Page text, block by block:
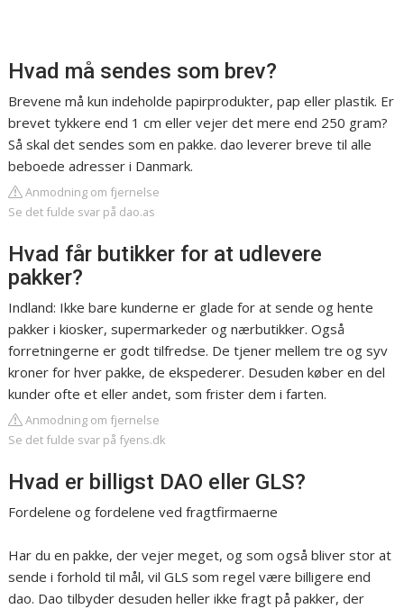
Hvad må sendes som brev?
Brevene må kun indeholde papirprodukter, pap eller plastik. Er
brevet tykkere end 1 cm eller vejer det mere end 250 gram?
Så skal det sendes som en pakke. dao leverer breve til alle
beboede adresser i Danmark.
Anmodning om fjernelse
Se det fulde svar på dao.as
Hvad får butikker for at udlevere
pakker?
Indland: Ikke bare kunderne er glade for at sende og hente
pakker i kiosker, supermarkeder og nærbutikker. Også
forretningerne er godt tilfredse. De tjener mellem tre og syv
kroner for hver pakke, de ekspederer. Desuden køber en del
kunder ofte et eller andet, som frister dem i farten.
Anmodning om fjernelse
Se det fulde svar på fyens.dk
Hvad er billigst DAO eller GLS?
Fordelene og fordelene ved fragtfirmaerne
Har du en pakke, der vejer meget, og som også bliver stor at
sende i forhold til mål, vil GLS som regel være billigere end
dao. Dao tilbyder desuden heller ikke fragt på pakker, der